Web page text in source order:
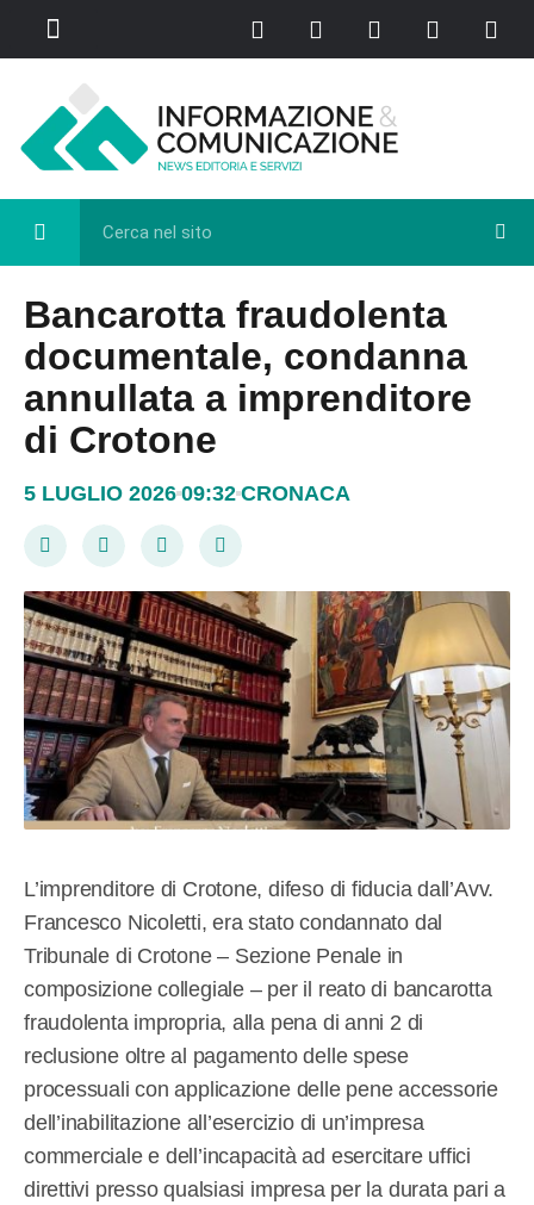
Bancarotta fraudolenta
documentale, condanna
annullata a imprenditore
di Crotone
5 LUGLIO 2026 09:32 CRONACA
L’imprenditore di Crotone, difeso di fiducia dall’Avv.
Francesco Nicoletti, era stato condannato dal
Tribunale di Crotone – Sezione Penale in
composizione collegiale – per il reato di bancarotta
fraudolenta impropria, alla pena di anni 2 di
reclusione oltre al pagamento delle spese
processuali con applicazione delle pene accessorie
dell’inabilitazione all’esercizio di un’impresa
commerciale e dell’incapacità ad esercitare uffici
direttivi presso qualsiasi impresa per la durata pari a